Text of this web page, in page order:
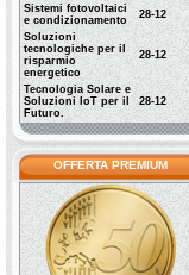
Sistemi fotovoltaici
e condizionamento
28-12
Soluzioni
tecnologiche per il
risparmio
energetico
28-12
Tecnologia Solare e
Soluzioni IoT per il
Futuro.
28-12
OFFERTA PREMIUM